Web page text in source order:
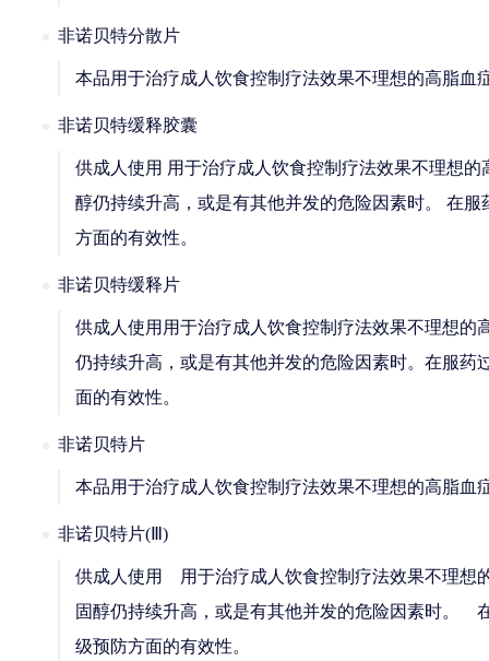
非诺贝特分散片
本品用于治疗成人饮食控制疗法效果不理想的高脂
非诺贝特缓释胶囊
供成人使用 用于治疗成人饮食控制疗法效果不理想
醇仍持续升高，或是有其他并发的危险因素时。 在
方面的有效性。
非诺贝特缓释片
供成人使用用于治疗成人饮食控制疗法效果不理想
仍持续升高，或是有其他并发的危险因素时。在服
面的有效性。
非诺贝特片
本品用于治疗成人饮食控制疗法效果不理想的高脂
非诺贝特片(Ⅲ)
供成人使用 用于治疗成人饮食控制疗法效果不理想
固醇仍持续升高，或是有其他并发的危险因素时。
级预防方面的有效性。